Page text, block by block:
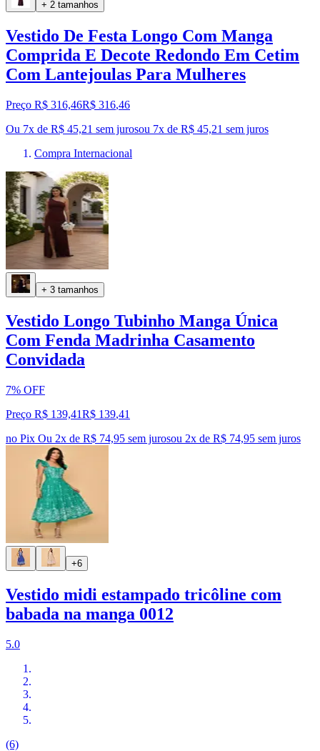
+ 2 tamanhos
Vestido De Festa Longo Com Manga
Comprida E Decote Redondo Em Cetim
Com Lantejoulas Para Mulheres
Preço R$ 316,46R$ 316,46
Ou 7x de R$ 45,21 sem jurosou 7x de R$ 45,21 sem juros
Compra Internacional
+ 3 tamanhos
Vestido Longo Tubinho Manga Única
Com Fenda Madrinha Casamento
Convidada
7% OFF
Preço R$ 139,41R$ 139,41
no Pix Ou 2x de R$ 74,95 sem jurosou 2x de R$ 74,95 sem juros
+6
Vestido midi estampado tricôline com
babada na manga 0012
5.0
(6)